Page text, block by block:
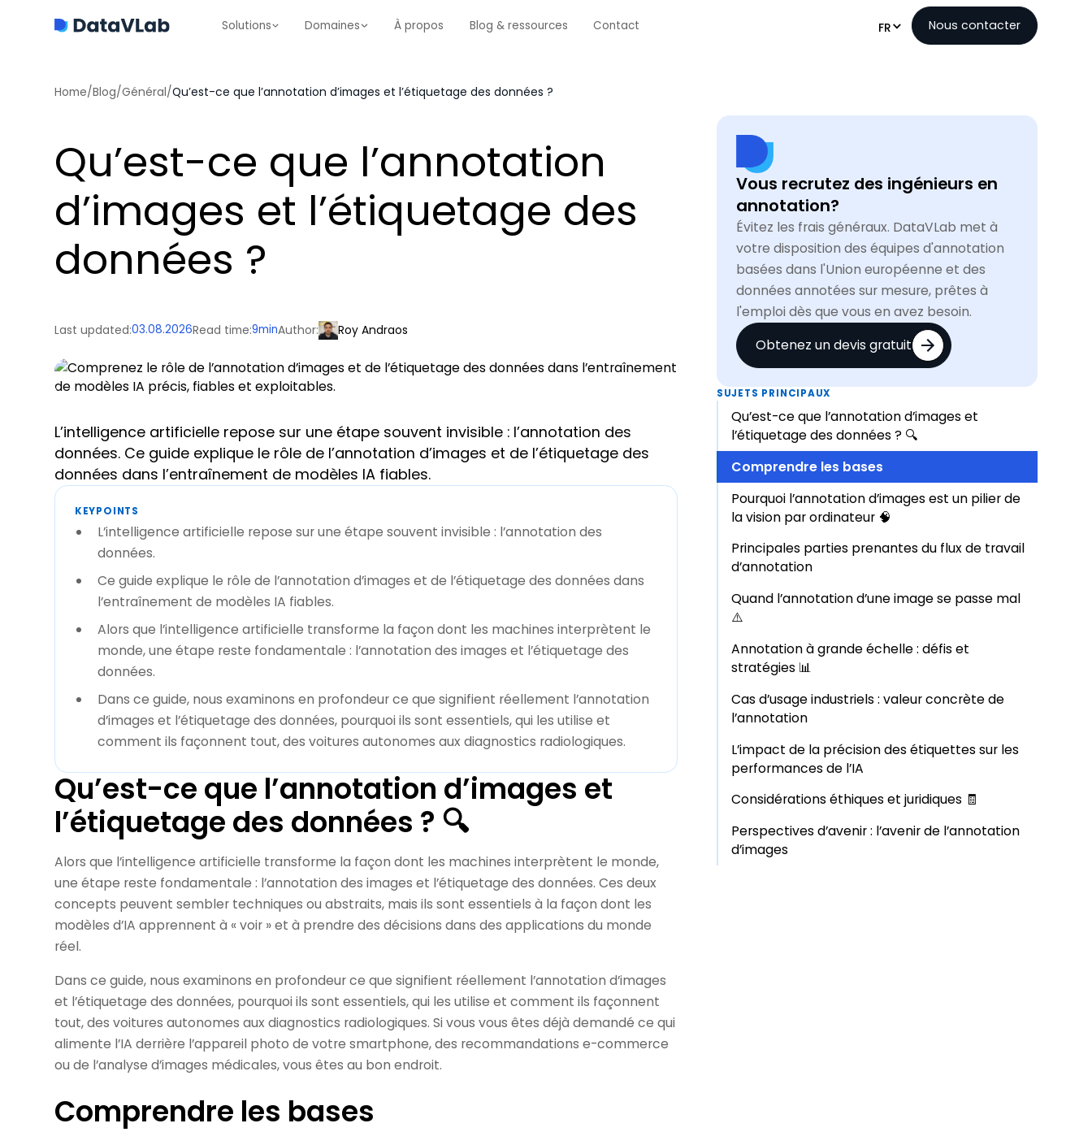
Solutions Domaines À propos Blog & ressources Contact FR Nous contacter
Home/Blog/Général/Qu’est-ce que l’annotation d’images et l’étiquetage des données ?
Qu’est-ce que l’annotation
d’images et l’étiquetage des
données ?
Last updated:03.08.2026Read time:9minAuthor: Roy Andraos
L’intelligence artificielle repose sur une étape souvent invisible : l’annotation des
données. Ce guide explique le rôle de l’annotation d’images et de l’étiquetage des
données dans l’entraînement de modèles IA fiables.
KEYPOINTS
L’intelligence artificielle repose sur une étape souvent invisible : l’annotation des
données.
Ce guide explique le rôle de l’annotation d’images et de l’étiquetage des données dans
l’entraînement de modèles IA fiables.
Alors que l’intelligence artificielle transforme la façon dont les machines interprètent le
monde, une étape reste fondamentale : l’annotation des images et l’étiquetage des
données.
Dans ce guide, nous examinons en profondeur ce que signifient réellement l’annotation
d’images et l’étiquetage des données, pourquoi ils sont essentiels, qui les utilise et
comment ils façonnent tout, des voitures autonomes aux diagnostics radiologiques.
Qu’est-ce que l’annotation d’images et
l’étiquetage des données ? 🔍
Alors que l’intelligence artificielle transforme la façon dont les machines interprètent le monde,
une étape reste fondamentale : l’annotation des images et l’étiquetage des données. Ces deux
concepts peuvent sembler techniques ou abstraits, mais ils sont essentiels à la façon dont les
modèles d’IA apprennent à « voir » et à prendre des décisions dans des applications du monde
réel.
Dans ce guide, nous examinons en profondeur ce que signifient réellement l’annotation d’images
et l’étiquetage des données, pourquoi ils sont essentiels, qui les utilise et comment ils façonnent
tout, des voitures autonomes aux diagnostics radiologiques. Si vous vous êtes déjà demandé ce qui
alimente l’IA derrière l’appareil photo de votre smartphone, des recommandations e-commerce
ou de l’analyse d’images médicales, vous êtes au bon endroit.
Comprendre les bases
Vous recrutez des ingénieurs en
annotation?
Évitez les frais généraux. DataVLab met à
votre disposition des équipes d'annotation
basées dans l'Union européenne et des
données annotées sur mesure, prêtes à
l'emploi dès que vous en avez besoin.
Obtenez un devis gratuit
SUJETS PRINCIPAUX
Qu’est-ce que l’annotation d’images et
l’étiquetage des données ? 🔍
Comprendre les bases
Pourquoi l’annotation d’images est un pilier de
la vision par ordinateur 🧠
Principales parties prenantes du flux de travail
d’annotation
Quand l’annotation d’une image se passe mal
⚠️
Annotation à grande échelle : défis et
stratégies 📊
Cas d’usage industriels : valeur concrète de
l’annotation
L’impact de la précision des étiquettes sur les
performances de l’IA
Considérations éthiques et juridiques 🧾
Perspectives d’avenir : l’avenir de l’annotation
d’images